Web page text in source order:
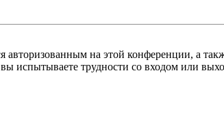
авторизованным на этой конференции, а
испытываете трудности со входом или